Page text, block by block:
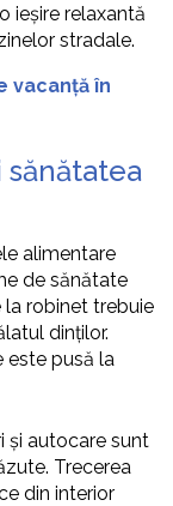
ieșire relaxantă
stradale.
vacanță în
alimentare
de sănătate
robinet trebuie
dinților.
este pusă la
și autocare sunt
Trecerea
din interior